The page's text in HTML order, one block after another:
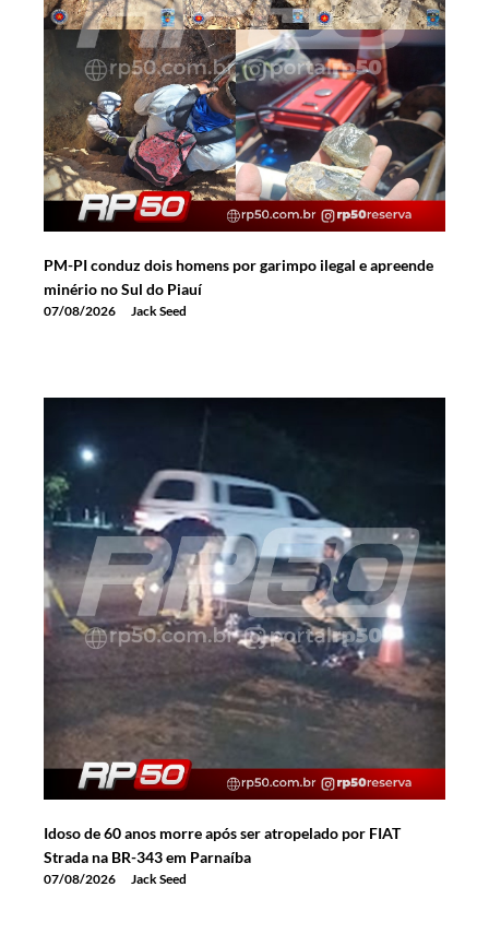
PM-PI conduz dois homens por garimpo ilegal e apreende
minério no Sul do Piauí
07/08/2026 Jack Seed
Idoso de 60 anos morre após ser atropelado por FIAT
Strada na BR-343 em Parnaíba
07/08/2026 Jack Seed